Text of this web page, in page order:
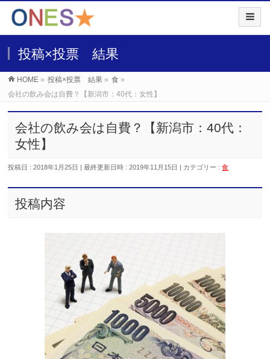
投稿×投票 結果
HOME » 投稿×投票 結果 » 食 »
会社の飲み会は自費？【新潟市：40代：女性】
会社の飲み会は自費？【新潟市：40代：
女性】
投稿日 : 2018年1月25日 最終更新日時 : 2019年11月15日 カテゴリー :食
投稿内容